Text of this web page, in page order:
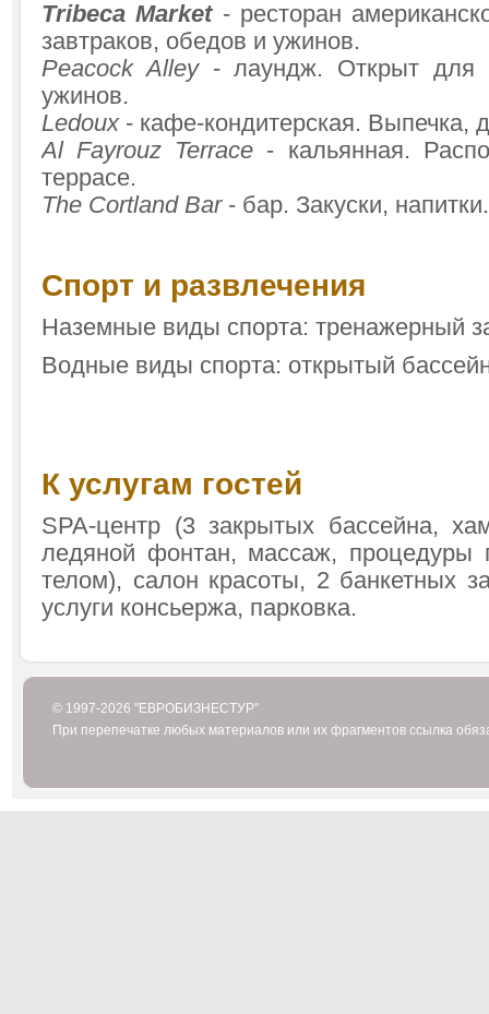
Tribeca Market - ресторан
завтраков, обедов и ужинов.
Peacock Alley- лаундж. Открыт для
ужинов.
Ledoux- кафе-кондитерская. Выпечка,
Al Fayrouz Terrace - кальянная.
террасе.
The Cortland Bar- бар. Закуски, напитки.
Спорт и развлечения
Наземные виды спорта: тренажерный
​Водные виды спорта: открытый
К услугам гостей
SPA-центр (3 закрытых бассейна,
ледяной фонтан, массаж, процедуры
телом), салон красоты, 2 банкетных
услуги консьержа, парковка.
© 1997-2026 "ЕВРОБИЗНЕСТУР"
При перепечатке любых материалов или их фрагментов ссылка